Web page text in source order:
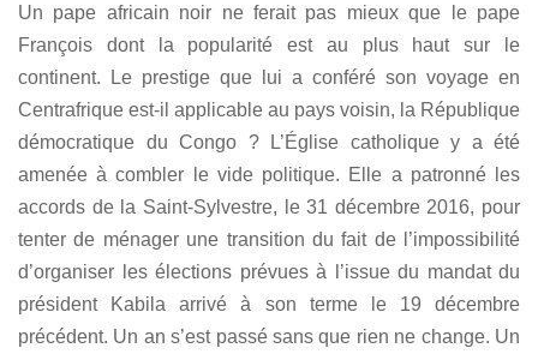
Un pape africain noir ne ferait pas mieux que le pape
François dont la popularité est au plus haut sur le
continent. Le prestige que lui a conféré son voyage en
Centrafrique est-il applicable au pays voisin, la République
démocratique du Congo ? L’Église catholique y a été
amenée à combler le vide politique. Elle a patronné les
accords de la Saint-Sylvestre, le 31 décembre 2016, pour
tenter de ménager une transition du fait de l’impossibilité
d’organiser les élections prévues à l’issue du mandat du
président Kabila arrivé à son terme le 19 décembre
précédent. Un an s’est passé sans que rien ne change. Un